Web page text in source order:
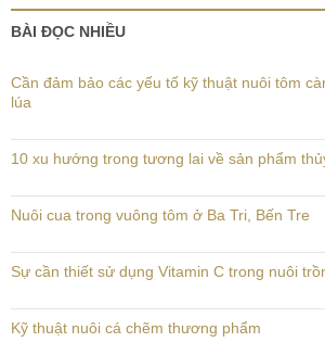
BÀI ĐỌC NHIỀU
Cần đảm bảo các yếu tố kỹ thuật nuôi tôm
lúa
10 xu hướng trong tương lai về sản phẩm
Nuôi cua trong vuông tôm ở Ba Tri, Bến Tre
Sự cần thiết sử dụng Vitamin C trong nuôi
Kỹ thuật nuôi cá chẽm thương phẩm